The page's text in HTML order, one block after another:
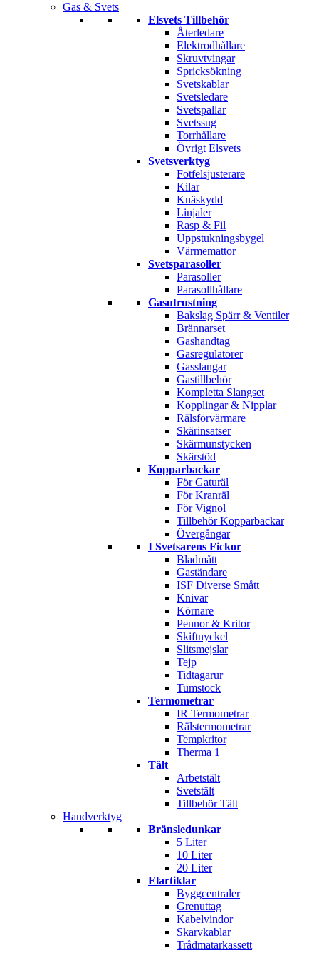
Gas & Svets
Elsvets Tillbehör
Återledare
Elektrodhållare
Skruvtvingar
Spricksökning
Svetskablar
Svetsledare
Svetspallar
Svetssug
Torrhållare
Övrigt Elsvets
Svetsverktyg
Fotfelsjusterare
Kilar
Knäskydd
Linjaler
Rasp & Fil
Uppstukningsbygel
Värmemattor
Svetsparasoller
Parasoller
Parasollhållare
Gasutrustning
Bakslag Spärr & Ventiler
Brännarset
Gashandtag
Gasregulatorer
Gasslangar
Gastillbehör
Kompletta Slangset
Kopplingar & Nipplar
Rälsförvärmare
Skärinsatser
Skärmunstycken
Skärstöd
Kopparbackar
För Gaturäl
För Kranräl
För Vignol
Tillbehör Kopparbackar
Övergångar
I Svetsarens Fickor
Bladmått
Gaständare
ISF Diverse Smått
Knivar
Körnare
Pennor & Kritor
Skiftnyckel
Slitsmejslar
Tejp
Tidtagarur
Tumstock
Termometrar
IR Termometrar
Rälstermometrar
Tempkritor
Therma 1
Tält
Arbetstält
Svetstält
Tillbehör Tält
Handverktyg
Bränsledunkar
5 Liter
10 Liter
20 Liter
Elartiklar
Byggcentraler
Grenuttag
Kabelvindor
Skarvkablar
Trådmatarkassett